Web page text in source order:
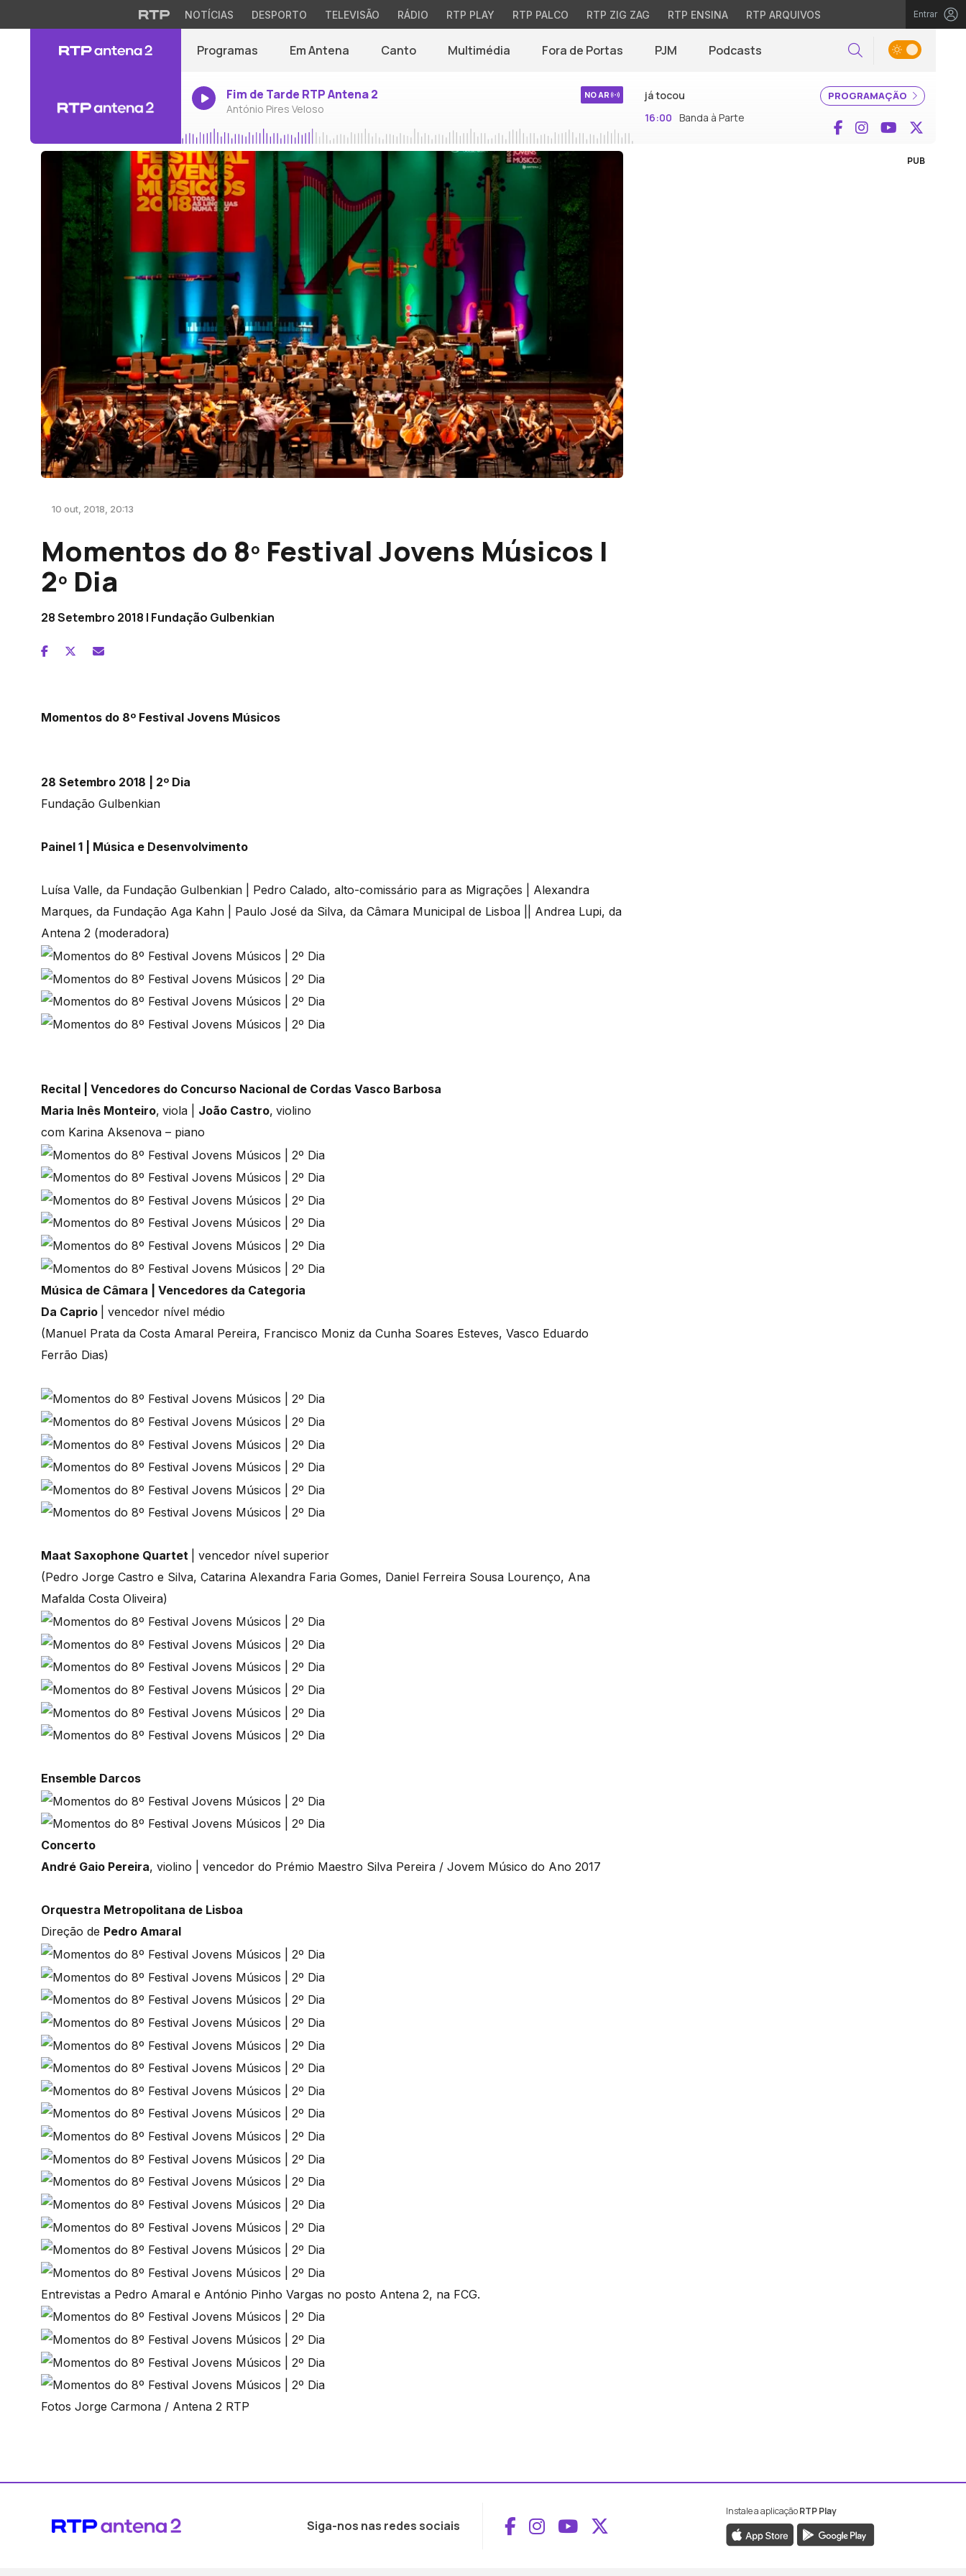
NOTÍCIAS DESPORTO TELEVISÃO RÁDIO RTP PLAY RTP PALCO RTP ZIG ZAG RTP ENSINA RTP ARQUIVOS Entrar
Programas Em Antena Canto Multimédia Fora de Portas PJM Podcasts Pesquisar
Fim de Tarde RTP Antena 2
António Pires Veloso
NO AR PROGRAMAÇÃO
já tocou
16:00 Banda à Parte Facebook
InstagramYouTube
10 out, 2018, 20:13
Momentos do 8º Festival Jovens Músicos |
2º Dia
28 Setembro 2018 | Fundação Gulbenkian
Momentos do 8º Festival Jovens Músicos
28 Setembro 2018 | 2º Dia
Fundação Gulbenkian
Painel 1 | Música e Desenvolvimento
Luísa Valle, da Fundação Gulbenkian | Pedro Calado, alto-comissário para as Migrações | Alexandra
Marques, da Fundação Aga Kahn | Paulo José da Silva, da Câmara Municipal de Lisboa || Andrea Lupi, da
Antena 2 (moderadora)
Recital | Vencedores do Concurso Nacional de Cordas Vasco Barbosa
Maria Inês Monteiro, viola | João Castro, violino
com Karina Aksenova – piano
Música de Câmara | Vencedores da Categoria
Da Caprio
| vencedor nível médio
(Manuel Prata da Costa Amaral Pereira, Francisco Moniz da Cunha Soares Esteves, Vasco Eduardo
Ferrão Dias)
Maat Saxophone Quartet
| vencedor nível superior
(Pedro Jorge Castro e Silva, Catarina Alexandra Faria Gomes, Daniel Ferreira Sousa Lourenço, Ana
Mafalda Costa Oliveira)
Ensemble Darcos
Concerto
André Gaio Pereira, violino | vencedor do Prémio Maestro Silva Pereira / Jovem Músico do Ano 2017
Orquestra Metropolitana de Lisboa
Direção de Pedro Amaral
Entrevistas a Pedro Amaral e António Pinho Vargas no posto Antena 2, na FCG.
Fotos Jorge Carmona / Antena 2 RTP
PUB
Siga-nos nas redes sociais Aceder ao Facebook da RTP Antena 2
Aceder ao Instagram da RTP Antena 2
Aceder ao YouTube da RTP Antena 2
Aceder ao X da RTP Antena 2
Instale a aplicaçãoRTP Play